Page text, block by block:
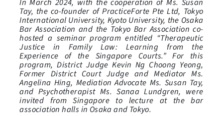
In March 2024, with the cooperation of Ms. Susan
Tay, the co-founder of PracticeForte Pte Ltd, Tokyo
International University, Kyoto University, the Osaka
Bar Association and the Tokyo Bar Association co-
hosted a seminar program entitled “Therapeutic
Justice in Family Law: Learning from the
Experience of the Singapore Courts.” For this
program, District Judge Kevin Ng Choong Yeong,
Former District Court Judge and Mediator Ms.
Angelina Hing, Mediation Advocate Ms. Susan Tay,
and Psychotherapist Ms. Sanaa Lundgren, were
invited from Singapore to lecture at the bar
association halls in Osaka and Tokyo.